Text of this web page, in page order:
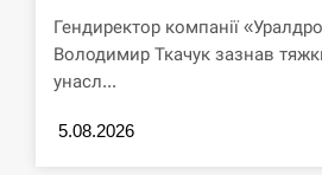
СЕРПЕНЬ
11:40
У зоопарку Токіо через
Гендиректор компанії
Володимир Ткачук зазнав
унасл...
5.08.2026